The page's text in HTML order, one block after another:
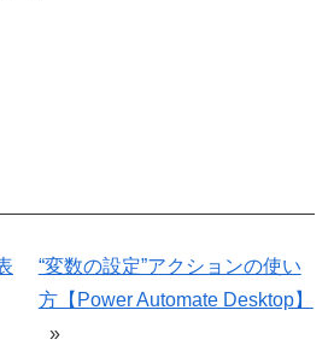
“変数の設定”アクションの使い
方【Power Automate Desktop】
»